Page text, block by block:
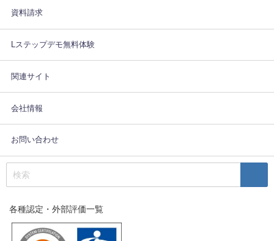
資料請求
Lステップデモ無料体験
関連サイト
会社情報
お問い合わせ
各種認定・外部評価一覧